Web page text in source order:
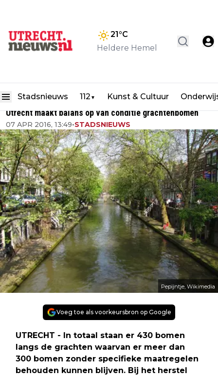
21°C
Heldere Hemel
Stadsnieuws 112 ▼ Kunst & Cultuur
Utrecht maakt balans op van conditie grachtenbomen
07 APR 2016, 13:49•STADSNIEUWS
Pepijntje, Wikimedia
Voeg toe als voorkeursbron op Google
UTRECHT - In totaal staan er 430 bomen
langs de grachten waarvan er meer dan
300 bomen zonder specifieke maatregelen
behouden kunnen blijven. Bij het herstel